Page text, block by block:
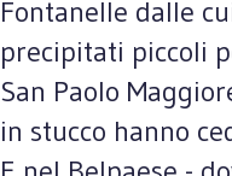
Fontanelle dalle
precipitati piccoli
San Paolo
in stucco hanno